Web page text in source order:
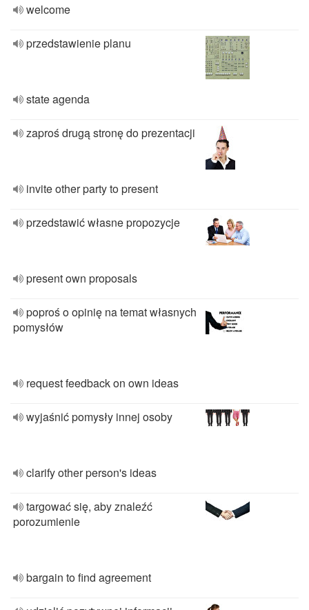
welcome
przedstawienie planu
state agenda
zaproś drugą stronę do prezentacji
invite other party to present
przedstawić własne propozycje
present own proposals
poproś o opinię na temat własnych
pomysłów
request feedback on own ideas
wyjaśnić pomysły innej osoby
clarify other person's ideas
targować się, aby znaleźć
porozumienie
bargain to find agreement